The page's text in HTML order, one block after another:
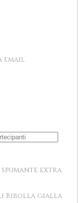
email
extra
Ribolla gialla